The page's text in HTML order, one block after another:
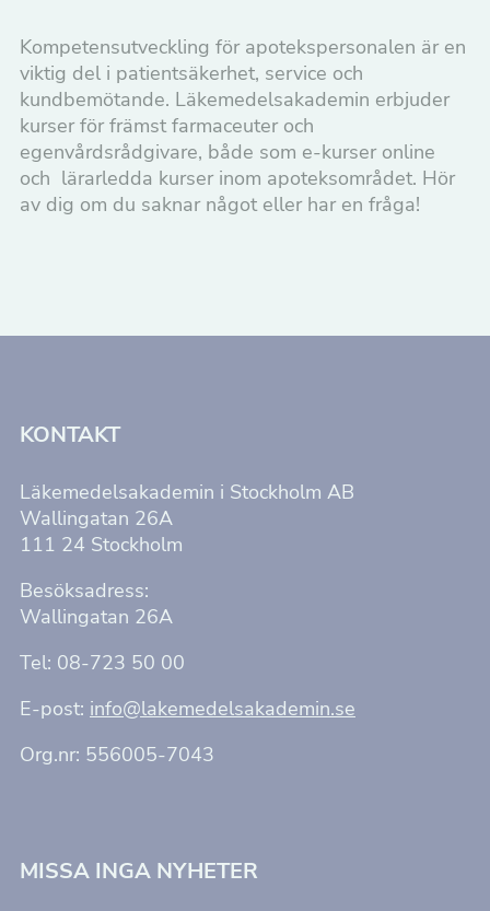
Kompetensutveckling för apotekspersonalen är en
viktig del i patientsäkerhet, service och
kundbemötande. Läkemedelsakademin erbjuder
kurser för främst farmaceuter och
egenvårdsrådgivare, både som e-kurser online
och lärarledda kurser inom apoteksområdet. Hör
av dig om du saknar något eller har en fråga!
KONTAKT
Läkemedelsakademin i Stockholm AB
Wallingatan 26A
111 24 Stockholm
Besöksadress:
Wallingatan 26A
Tel: 08-723 50 00
E-post: info@lakemedelsakademin.se
Org.nr: 556005-7043
MISSA INGA NYHETER